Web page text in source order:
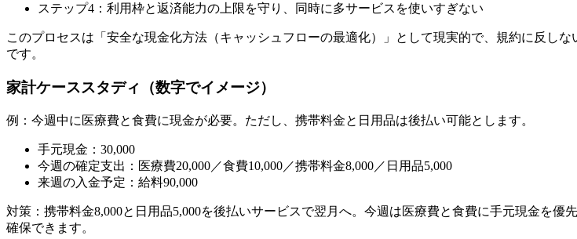
ステップ4：利用枠と返済能力の上限を守り、同時に多サービスを使いすぎない
このプロセスは「安全な現金化方法（キャッシュフローの最適化）」として現実的で、規約に反し
です。
家計ケーススタディ（数字でイメージ）
例：今週中に医療費と食費に現金が必要。ただし、携帯料金と日用品は後払い可能とします。
手元現金：30,000
今週の確定支出：医療費20,000／食費10,000／携帯料金8,000／日用品5,000
来週の入金予定：給料90,000
対策：携帯料金8,000と日用品5,000を後払いサービスで翌月へ。今週は医療費と食費に手元現金を
確保できます。